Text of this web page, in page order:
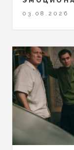
03.08.2026